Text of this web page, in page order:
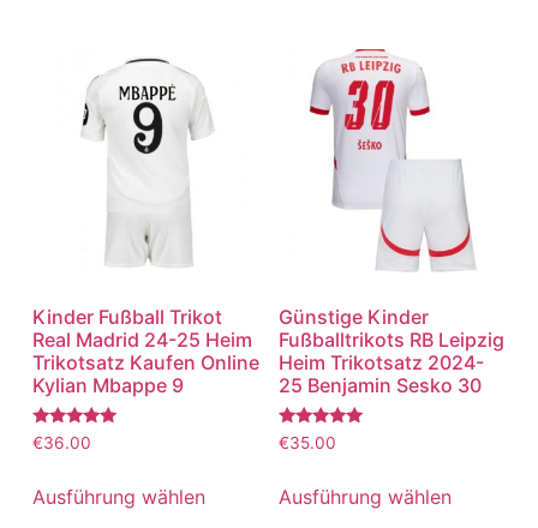
Kinder Fußball Trikot
Real Madrid 24-25 Heim
Trikotsatz Kaufen Online
Kylian Mbappe 9
Bewertet
mit
von 5
€36.00
Ausführung wählen
Günstige Kinder
Fußballtrikots RB Leipzig
Heim Trikotsatz 2024-
25 Benjamin Sesko 30
Bewertet
mit
von 5
€35.00
Ausführung wählen